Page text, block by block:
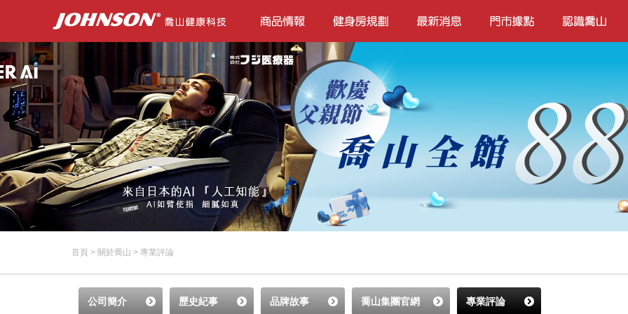
首頁 > 關於喬山 > 專業評論
公司簡介 歷史紀事 品牌故事 喬山集團官網 專業評論